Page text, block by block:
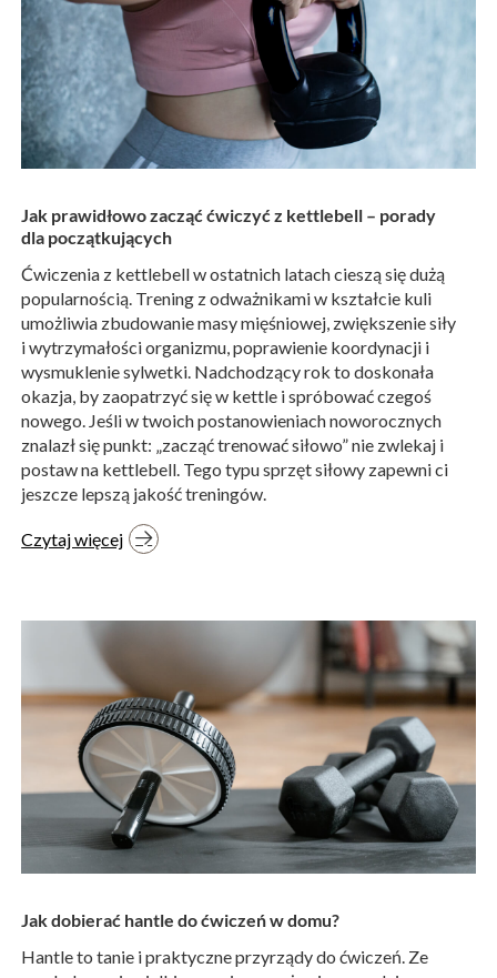
Jak prawidłowo zacząć ćwiczyć z kettlebell – porady
dla początkujących
Ćwiczenia z kettlebell w ostatnich latach cieszą się dużą
popularnością. Trening z odważnikami w kształcie kuli
umożliwia zbudowanie masy mięśniowej, zwiększenie siły
i wytrzymałości organizmu, poprawienie koordynacji i
wysmuklenie sylwetki. Nadchodzący rok to doskonała
okazja, by zaopatrzyć się w kettle i spróbować czegoś
nowego. Jeśli w twoich postanowieniach noworocznych
znalazł się punkt: „zacząć trenować siłowo” nie zwlekaj i
postaw na kettlebell. Tego typu sprzęt siłowy zapewni ci
jeszcze lepszą jakość treningów.
Czytaj więcej
Jak dobierać hantle do ćwiczeń w domu?
Hantle to tanie i praktyczne przyrządy do ćwiczeń. Ze